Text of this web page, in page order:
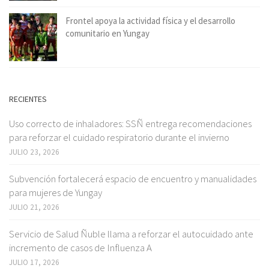
Frontel apoya la actividad física y el desarrollo
comunitario en Yungay
RECIENTES
Uso correcto de inhaladores: SSÑ entrega recomendaciones
para reforzar el cuidado respiratorio durante el invierno
JULIO 23, 2026
Subvención fortalecerá espacio de encuentro y manualidades
para mujeres de Yungay
JULIO 21, 2026
Servicio de Salud Ñuble llama a reforzar el autocuidado ante
incremento de casos de Influenza A
JULIO 17, 2026